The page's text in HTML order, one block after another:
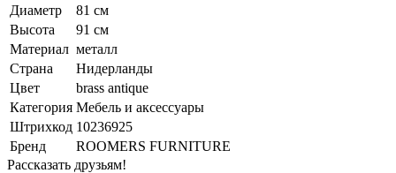
Диаметр
81 см
Высота
91 см
Материал металл
Страна
Нидерланды
Цвет
brass antique
Категория Мебель и аксессуары
Штрихкод 10236925
Бренд
ROOMERS FURNITURE
Рассказать друзьям!